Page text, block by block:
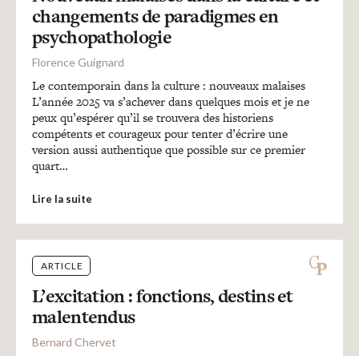
changements de paradigmes en
psychopathologie
Florence Guignard
Le contemporain dans la culture : nouveaux malaises
L’année 2025 va s’achever dans quelques mois et je ne
peux qu’espérer qu’il se trouvera des historiens
compétents et courageux pour tenter d’écrire une
version aussi authentique que possible sur ce premier
quart…
Lire la suite
ARTICLE
L’excitation : fonctions, destins et
malentendus
Bernard Chervet